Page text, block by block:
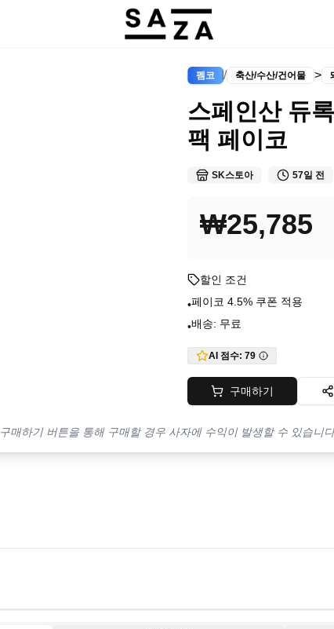
펨코 / 축산/수산/건어물 >
스페인산 듀
팩 페이코
SK스토아 57일 전
₩25,785
할인 조건
•페이코 4.5% 쿠폰 적용
•배송: 무료
AI 점수: 79
구매하기
구매하기 버튼을 통해 구매할 경우 사자에 수익이 발생할 수 있습니